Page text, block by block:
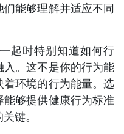
能够理解并适应不同
起时特别知道如何行
。这不是你的行为能
环境的行为能量。选
够提供健康行为标准
键。